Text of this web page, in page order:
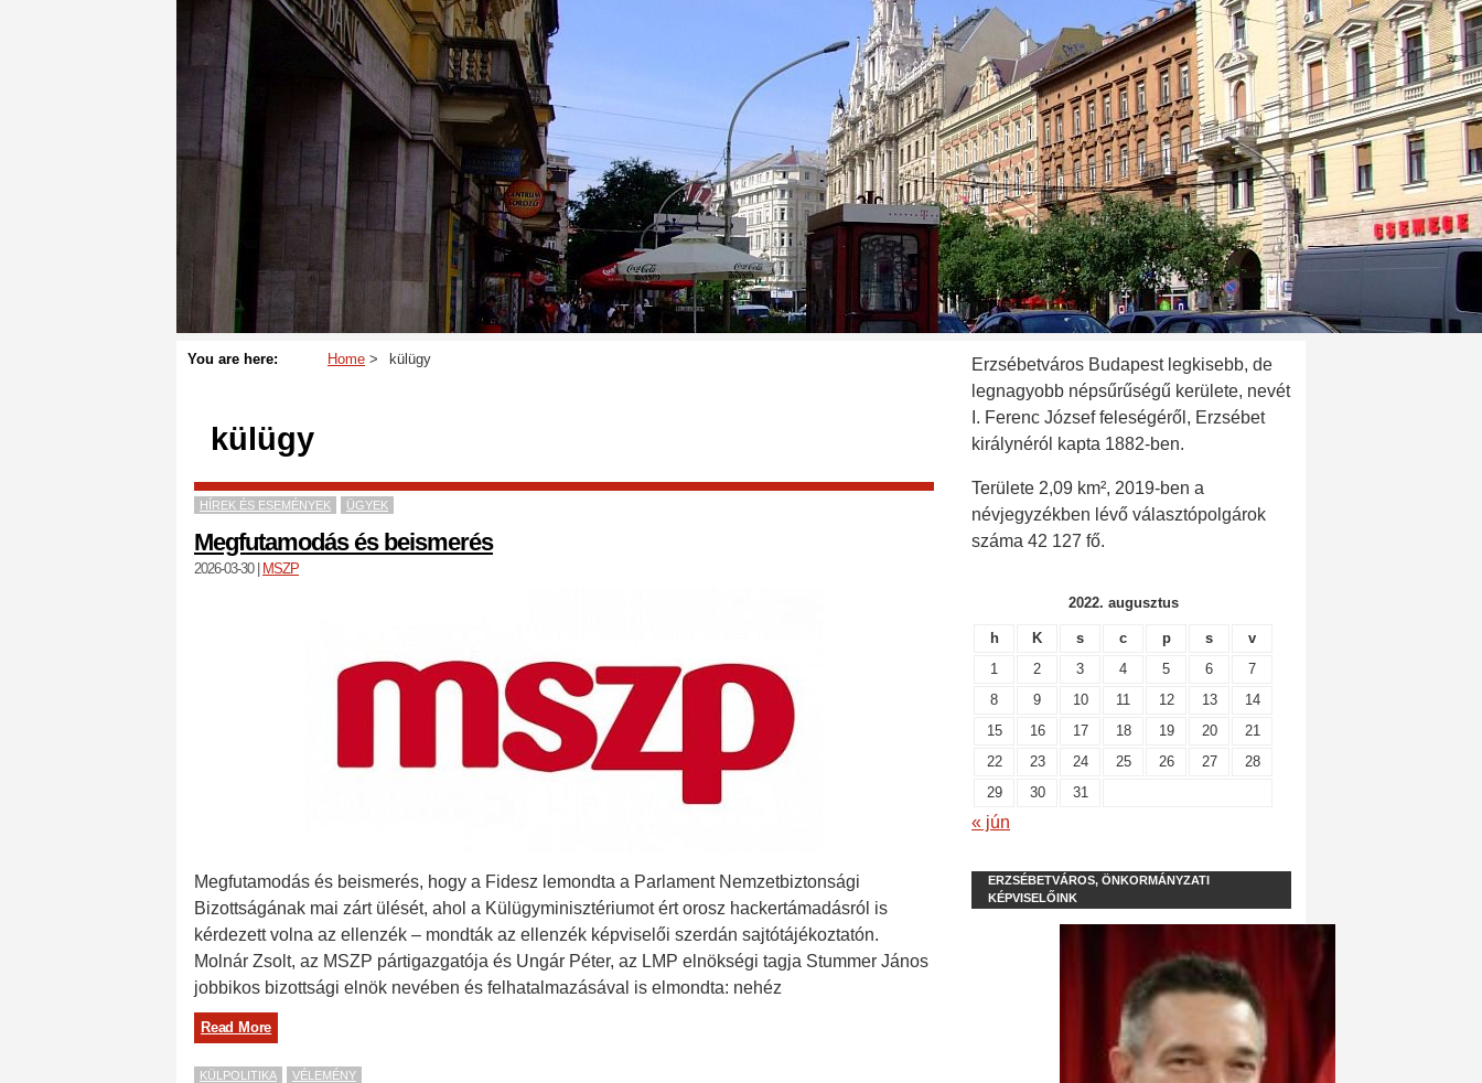
You are here: Home külügy
külügy
HÍREK ÉS ESEMÉNYEK ÜGYEK
Megfutamodás és beismerés
2026-03-30| MSZP
Megfutamodás és beismerés, hogy a Fidesz lemondta a Parlament Nemzetbiztonsági
Bizottságának mai zárt ülését, ahol a Külügyminisztériumot ért orosz hackertámadásról is
kérdezett volna az ellenzék – mondták az ellenzék képviselői szerdán sajtótájékoztatón.
Molnár Zsolt, az MSZP pártigazgatója és Ungár Péter, az LMP elnökségi tagja Stummer János
jobbikos bizottsági elnök nevében és felhatalmazásával is elmondta: nehéz
Read More
KÜLPOLITIKA VÉLEMÉNY
Erzsébetváros Budapest legkisebb, de
legnagyobb népsűrűségű kerülete, nevét
I. Ferenc József feleségéről, Erzsébet
királynéról kapta 1882-ben.
Területe 2,09 km², 2019-ben a
névjegyzékben lévő választópolgárok
száma 42 127 fő.
2022. augusztus
h K s c p s
v
1
2 3 4 5 6
7
8
9 10 11 12 13
14
15
16 17 18 19 20
21
22
23 24 25 26 27
28
29
30 31
« jún
ERZSÉBETVÁROS, ÖNKORMÁNYZATI
KÉPVISELŐINK